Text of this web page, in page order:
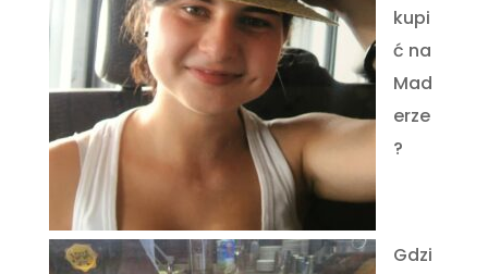
kupi
ć na
Mad
erze
?
Gdzi